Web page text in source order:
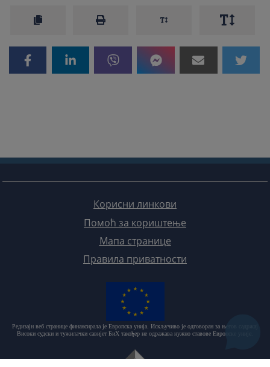
Корисни линкови
Помоћ за кориштење
Мапа странице
Правила приватности
Редизајн веб странице финансирала је Европска унија. Искључиво је одговоран за његов садржај
Високи судски и тужилачки савијет БиХ такођер не одражава нужно ставове Европске уније.